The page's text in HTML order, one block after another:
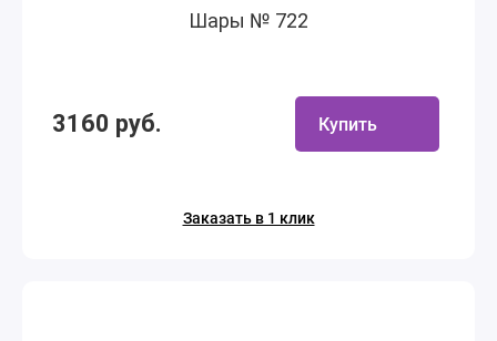
Шары № 722
3160 руб. Купить
Заказать в 1 клик